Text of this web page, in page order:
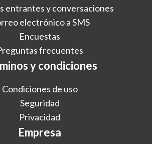
entrantes y conversaciones
electrónico a SMS
Encuestas
frecuentes
y condiciones
Condiciones de uso
Seguridad
Privacidad
Empresa